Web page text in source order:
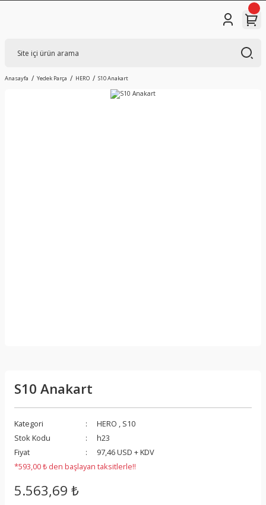
Anasayfa Yedek Parça HERO S10 Anakart
S10 Anakart
Kategori HERO , S10
Stok Kodu
h23
Fiyat
97,46 USD + KDV
*593,00 ₺ den başlayan taksitlerle!!
5.563,69 ₺